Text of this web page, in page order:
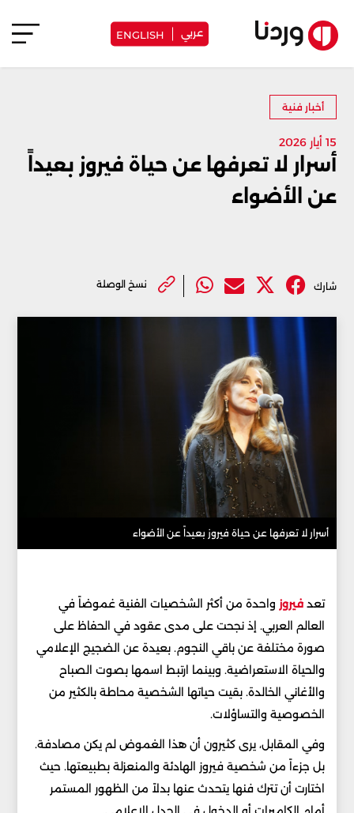
عربي ENGLISH
أخبار فنية
15 أيار 2026
أسرار لا تعرفها عن حياة فيروز بعيداً
عن الأضواء
شارك نسخ الوصلة
أسرار لا تعرفها عن حياة فيروز بعيداً عن الأضواء
تعد فيروز واحدة من أكثر الشخصيات الفنية غموضاً في
العالم العربي. إذ نجحت على مدى عقود في الحفاظ على
صورة مختلفة عن باقي النجوم. بعيدة عن الضجيج الإعلامي
والحياة الاستعراضية. وبينما ارتبط اسمها بصوت الصباح
والأغاني الخالدة. بقيت حياتها الشخصية محاطة بالكثير من
الخصوصية والتساؤلات.
وفي المقابل، يرى كثيرون أن هذا الغموض لم يكن مصادفة.
بل جزءاً من شخصية فيروز الهادئة والمنعزلة بطبيعتها. حيث
اختارت أن تترك فنها يتحدث عنها بدلاً من الظهور المستمر